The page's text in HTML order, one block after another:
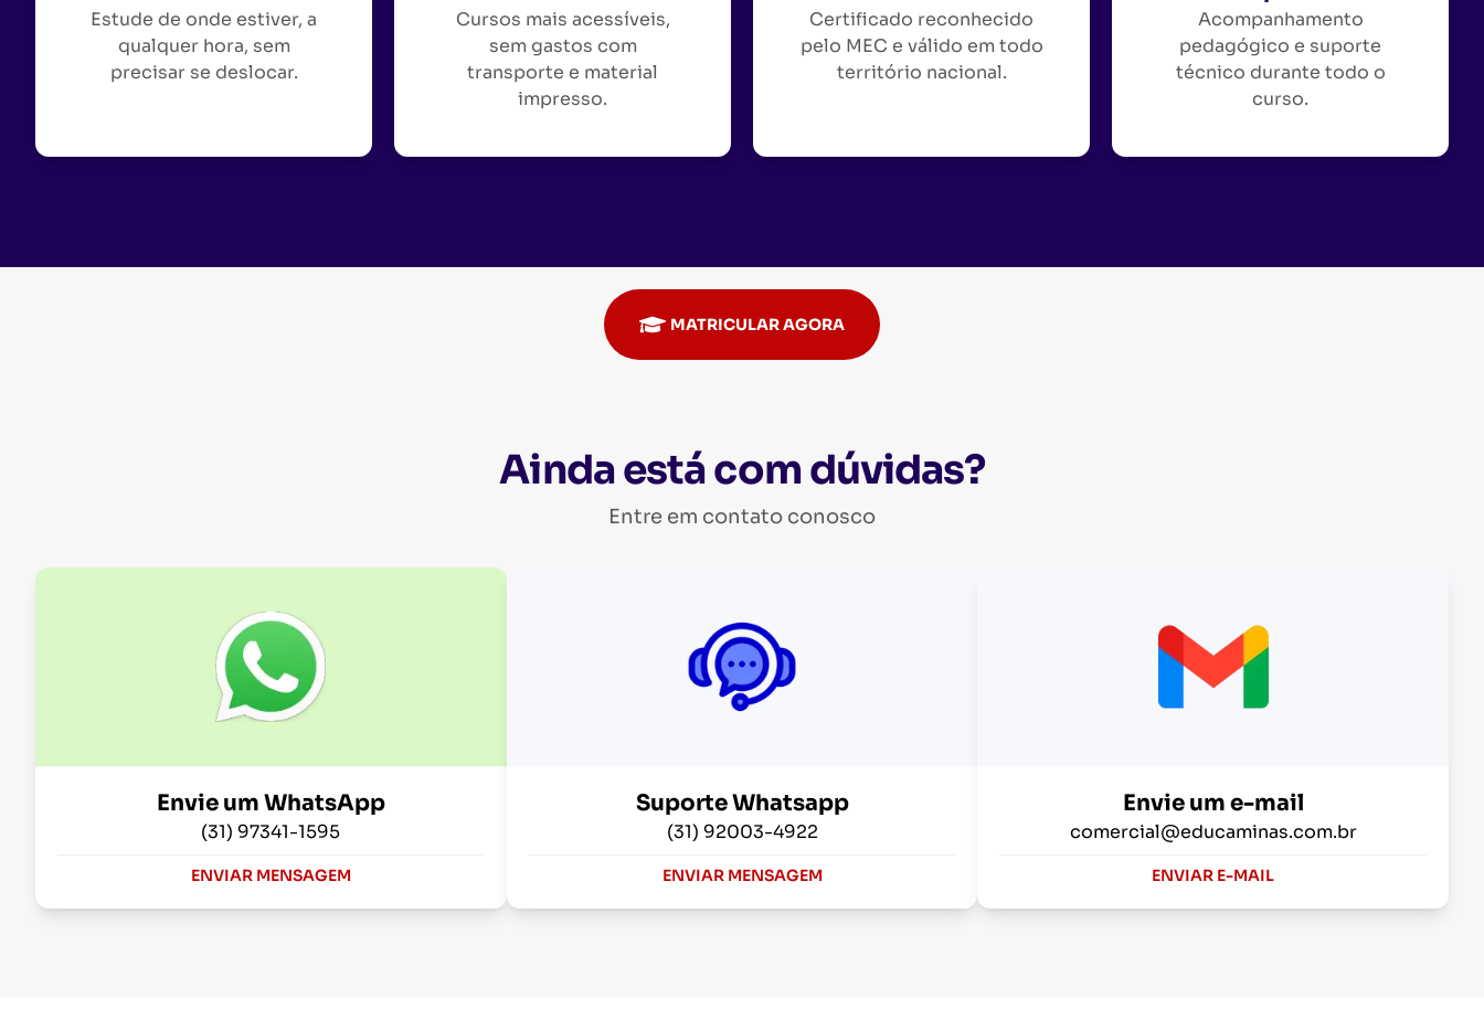
Estude de onde estiver, a
qualquer hora, sem
precisar se deslocar.
Cursos mais acessíveis,
sem gastos com
transporte e material
impresso.
Certificado reconhecido
pelo MEC e válido em todo
território nacional.
Acompanhamento
pedagógico e suporte
técnico durante todo o
curso.
MATRICULAR AGORA
Ainda está com dúvidas?
Entre em contato conosco
Envie um WhatsApp
(31) 97341-1595
ENVIAR MENSAGEM
Suporte Whatsapp
(31) 92003-4922
ENVIAR MENSAGEM
Envie um e-mail
comercial@educaminas.com.br
ENVIAR E-MAIL